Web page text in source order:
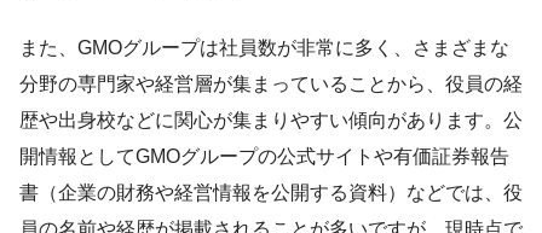
また、GMOグループは社員数が非常に多く、さまざまな
分野の専門家や経営層が集まっていることから、役員の経
歴や出身校などに関心が集まりやすい傾向があります。公
開情報としてGMOグループの公式サイトや有価証券報告
書（企業の財務や経営情報を公開する資料）などでは、役
員の名前や経歴が掲載されることが多いですが、現時点で